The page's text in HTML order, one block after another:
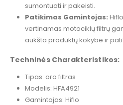
sumontuoti ir pakeisti.
Patikimas Gamintojas:
vertinamas motociklų filtrų
aukšta produktų kokybe ir
Techninės Charakteristikos:
Tipas: oro filtras
Modelis: HFA4921
Gamintojas: Hiflo